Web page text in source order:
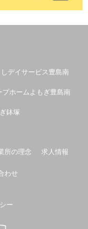
デイサービス豊島南
プホームよもぎ豊島南
鉢塚
所の理念 求人情報
わせ
ー